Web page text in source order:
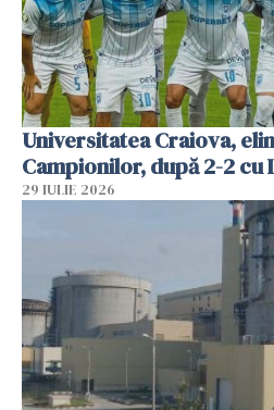
Universitatea Craiova,
Campionilor, după 2-2 cu
29 IULIE 2026